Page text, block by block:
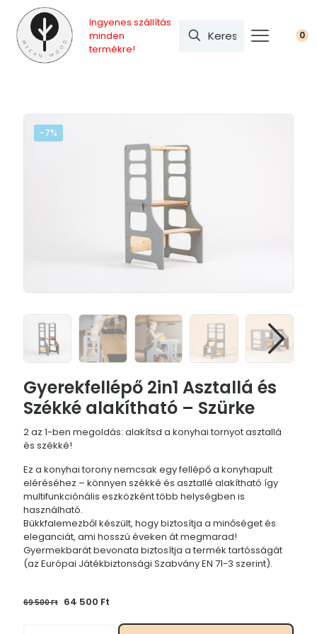
Ingyenes szállítás
minden
termékre!
0
-7%
Gyerekfellépő 2in1 Asztallá és
Székké alakítható – Szürke
2 az 1-ben megoldás: alakítsd a konyhai tornyot asztallá
és székké!
Ez a konyhai torony nemcsak egy fellépő a konyhapult
eléréséhez – könnyen székké és asztallé alakítható így
multifunkciónális eszközként több helységben is
használható.
Bükkfalemezből készült, hogy biztosítja a minőséget és
eleganciát, ami hosszú éveken át megmarad!
Gyermekbarát bevonata biztosítja a termék tartósságát
(az Európai Játékbiztonsági Szabvány EN 71-3 szerint).
69 500Ft Original
64 500 Ft
is: